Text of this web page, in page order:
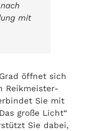
mit
öffnet sich
Reikmeister-
Sie mit
große Licht“
Sie dabei,